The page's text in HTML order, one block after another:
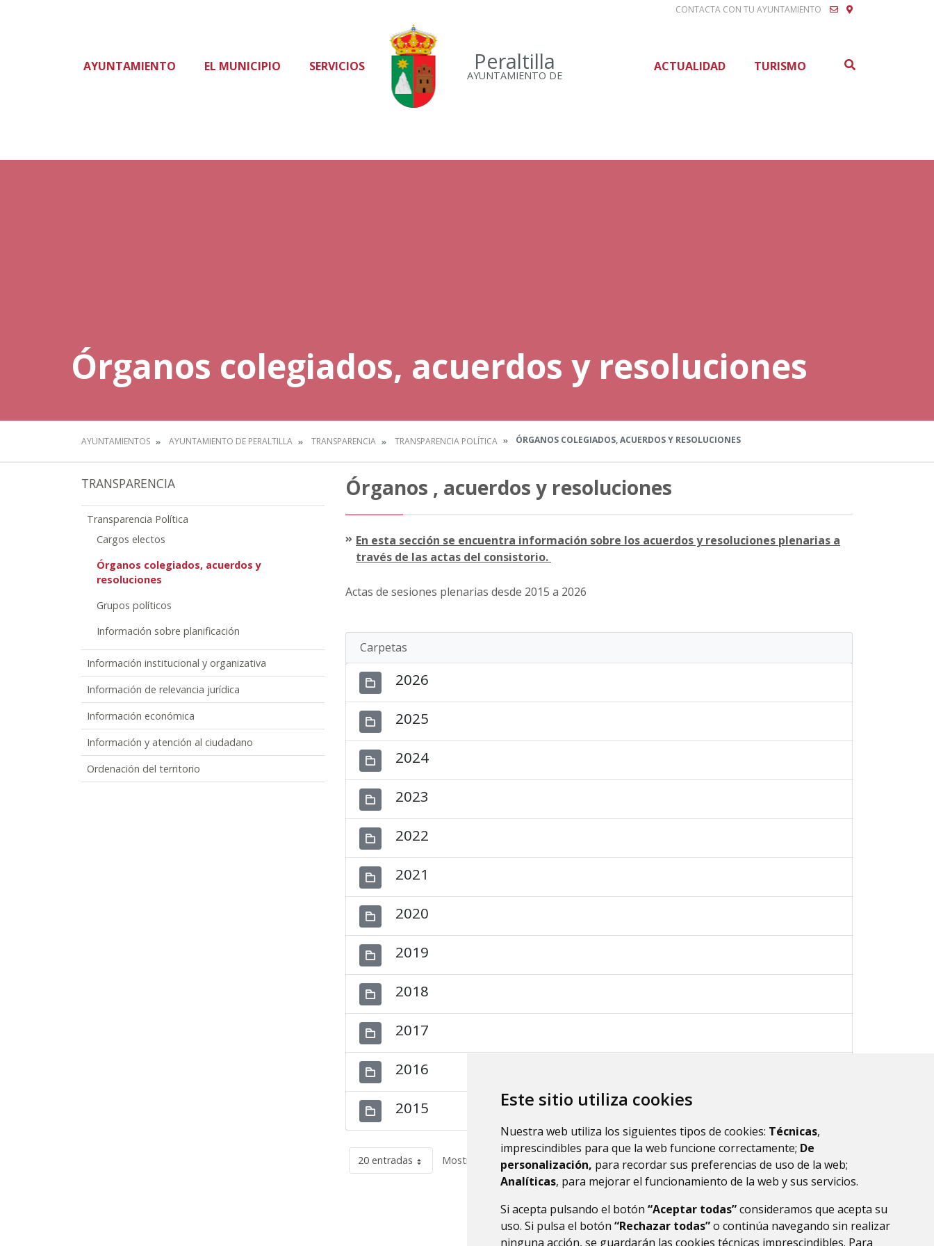
Este sitio utiliza cookies
Nuestra web utiliza los siguientes tipos de cookies: Técnicas,
imprescindibles para que la web funcione correctamente; De
personalización, para recordar sus preferencias de uso de la web;
Analíticas, para mejorar el funcionamiento de la web y sus servicios.
Si acepta pulsando el botón “Aceptar todas”consideramos que acepta su
uso. Si pulsa el botón “Rechazar todas”o continúa navegando sin realizar
ninguna acción, se guardarán las cookies técnicas imprescindibles. Para
CONTACTA CON TU AYUNTAMIENTO
Peraltilla
AYUNTAMIENTO DE
AYUNTAMIENTO EL MUNICIPIO SERVICIOS ACTUALIDAD TURISMO
Órganos colegiados, acuerdos y resoluciones
AYUNTAMIENTOS AYUNTAMIENTO DE PERALTILLA TRANSPARENCIA TRANSPARENCIA POLÍTICA ÓRGANOS COLEGIADOS, ACUERDOS Y RESOLUCIONES
TRANSPARENCIA
Transparencia Política
Cargos electos
Órganos colegiados, acuerdos y
resoluciones
Grupos políticos
Información sobre planificación
Información institucional y organizativa
Información de relevancia jurídica
Información económica
Información y atención al ciudadano
Ordenación del territorio
Órganos , acuerdos y resoluciones
En esta sección se encuentra información sobre los acuerdos y resoluciones plenarias a
través de las actas del consistorio.
Actas de sesiones plenarias desde 2015 a 2026
Carpetas
2026
2025
2024
2023
2022
2021
2020
2019
2018
2017
2016
2015
20 entradas Mostrando el intervalo 1 - 12 de 12 resultados. 1